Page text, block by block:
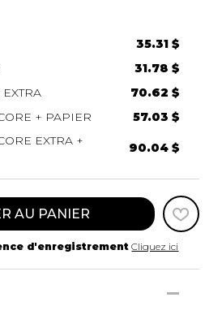
35.31 $
31.78 $
70.62 $
+ PAPIER
57.03 $
EXTRA +
90.04 $
AU PANIER
d'enregistrement Cliquez ici